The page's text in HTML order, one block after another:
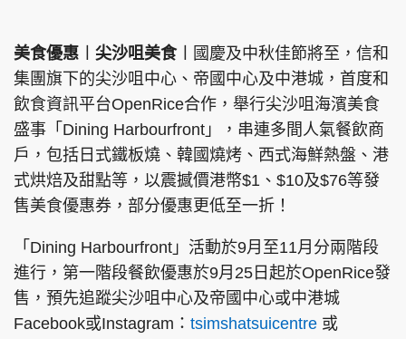
星島日報
頭條日報 星島環球 The Standard
親子王 Oh!爸媽 JobMarket
美食優惠︱尖沙咀美食︱
國慶及中秋佳節將至，信和
集團旗下的尖沙咀中心、帝國中心及中港城，首度和
飲食資訊平台OpenRice合作，舉行尖沙咀海濱美食
盛事「Dining Harbourfront」，串連多間人氣餐飲商
戶，包括日式鐵板燒、韓國燒烤、西式海鮮熱盤、港
式烘焙及甜點等，以震撼價港幣$1、$10及$76等發
售美食優惠券，部分優惠更低至一折！
「Dining Harbourfront」活動於9月至11月分兩階段
進行，第一階段餐飲優惠於9月25日起於OpenRice發
售，預先追蹤尖沙咀中心及帝國中心或中港城
Facebook或Instagram： tsimshatsuicentre 或